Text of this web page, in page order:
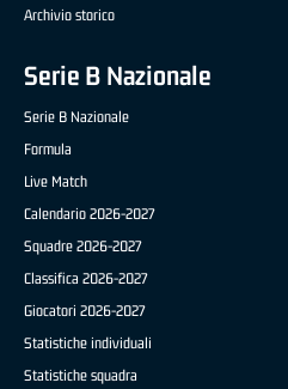
Archivio storico
Serie B Nazionale
Serie B Nazionale
Formula
Live Match
Calendario 2026-2027
Squadre 2026-2027
Classifica 2026-2027
Giocatori 2026-2027
Statistiche individuali
Statistiche squadra